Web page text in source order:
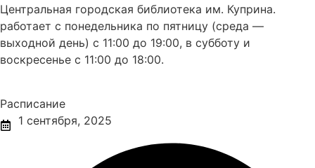
Центральная городская библиотека им. Куприна.
работает с понедельника по пятницу (среда —
выходной день) с 11:00 до 19:00, в субботу и
воскресенье с 11:00 до 18:00.
Расписание
1 сентября, 2025